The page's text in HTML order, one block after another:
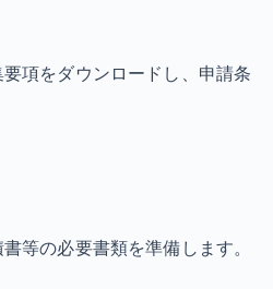
項をダウンロードし、申請条
等の必要書類を準備します。